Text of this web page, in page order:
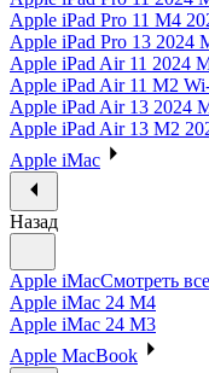
Apple iPad Pro 11 M4
Apple iPad Pro 13 2024
Apple iPad Air 11 2024
Apple iPad Air 11 M2
Apple iPad Air 13 2024
Apple iPad Air 13 M2
Apple iMac
Назад
Apple iMacСмотреть
Apple iMac 24 M4
Apple iMac 24 M3
Apple MacBook